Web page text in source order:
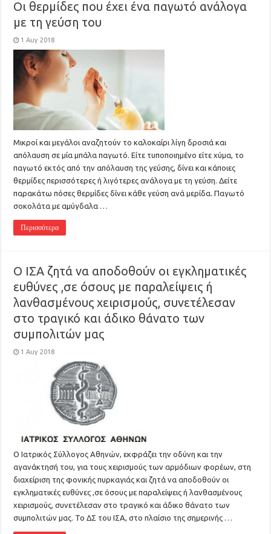
Οι θερμίδες που έχει ένα παγωτό ανάλογα
με τη γεύση του
1 Αυγ 2018
Μικροί και μεγάλοι αναζητούν το καλοκαίρι λίγη δροσιά και
απόλαυση σε μία μπάλα παγωτό. Είτε τυποποιημένο είτε χύμα, το
παγωτό εκτός από την απόλαυση της γεύσης, δίνει και κάποιες
θερμίδες περισσότερες ή λιγότερες ανάλογα με τη γεύση. Δείτε
παρακάτω πόσες θερμίδες δίνει κάθε γεύση ανά μερίδα. Παγωτό
σοκολάτα με αμύγδαλα …
Περισσότερα
Ο ΙΣΑ ζητά να αποδοθούν οι εγκληματικές
ευθύνες ,σε όσους με παραλείψεις ή
λανθασμένους χειρισμούς, συνετέλεσαν
στο τραγικό και άδικο θάνατο των
συμπολιτών μας
1 Αυγ 2018
Ο Ιατρικός Σύλλογος Αθηνών, εκφράζει την οδύνη και την
αγανάκτησή του, για τους χειρισμούς των αρμόδιων φορέων, στη
διαχείριση της φονικής πυρκαγιάς και ζητά να αποδοθούν οι
εγκληματικές ευθύνες ,σε όσους με παραλείψεις ή λανθασμένους
χειρισμούς, συνετέλεσαν στο τραγικό και άδικο θάνατο των
συμπολιτών μας. Το ΔΣ του ΙΣΑ, στο πλαίσιο της σημερινής …